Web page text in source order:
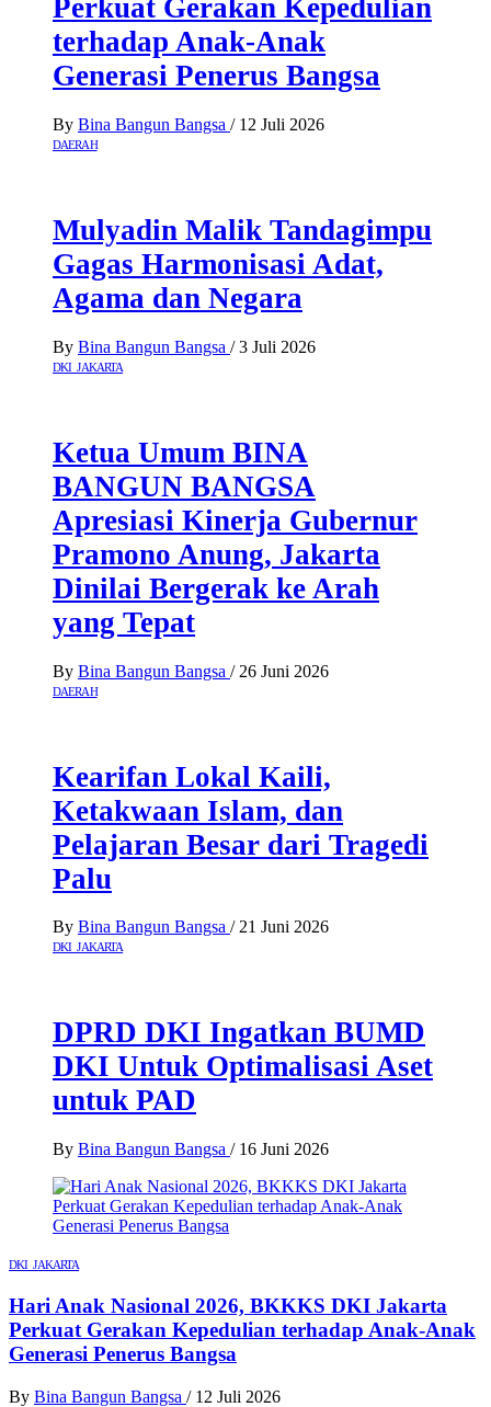
Perkuat Gerakan Kepedulian
terhadap Anak-Anak
Generasi Penerus Bangsa
By Bina Bangun Bangsa / 12 Juli 2026
DAERAH
Mulyadin Malik Tandagimpu
Gagas Harmonisasi Adat,
Agama dan Negara
By Bina Bangun Bangsa / 3 Juli 2026
DKI JAKARTA
Ketua Umum BINA
BANGUN BANGSA
Apresiasi Kinerja Gubernur
Pramono Anung, Jakarta
Dinilai Bergerak ke Arah
yang Tepat
By Bina Bangun Bangsa / 26 Juni 2026
DAERAH
Kearifan Lokal Kaili,
Ketakwaan Islam, dan
Pelajaran Besar dari Tragedi
Palu
By Bina Bangun Bangsa / 21 Juni 2026
DKI JAKARTA
DPRD DKI Ingatkan BUMD
DKI Untuk Optimalisasi Aset
untuk PAD
By Bina Bangun Bangsa / 16 Juni 2026
DKI JAKARTA
Hari Anak Nasional 2026, BKKKS DKI Jakarta
Perkuat Gerakan Kepedulian terhadap Anak-Anak
Generasi Penerus Bangsa
By Bina Bangun Bangsa / 12 Juli 2026